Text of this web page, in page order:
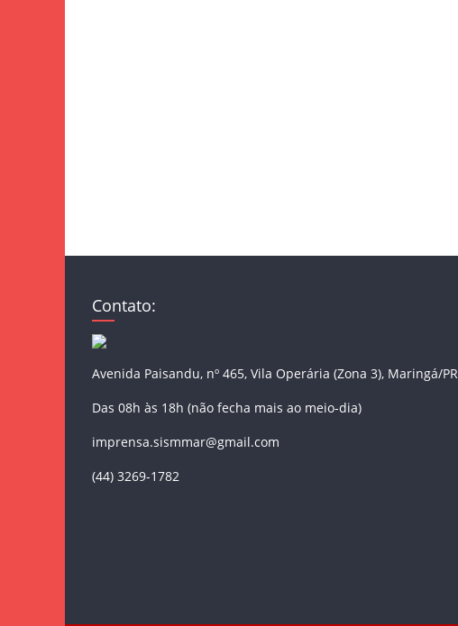
Contato:
Avenida Paisandu, nº 465, Vila Operária (Zona 3), Maringá/PR
Das 08h às 18h (não fecha mais ao meio-dia)
imprensa.sismmar@gmail.com
(44) 3269-1782